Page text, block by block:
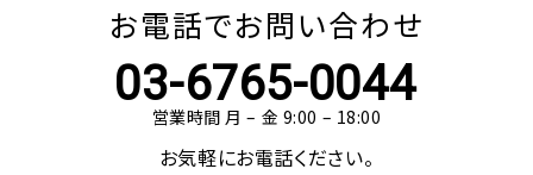
お電話でお問い合わせ
03-6765-0044
営業時間 月 – 金 9:00 – 18:00
お気軽にお電話ください。